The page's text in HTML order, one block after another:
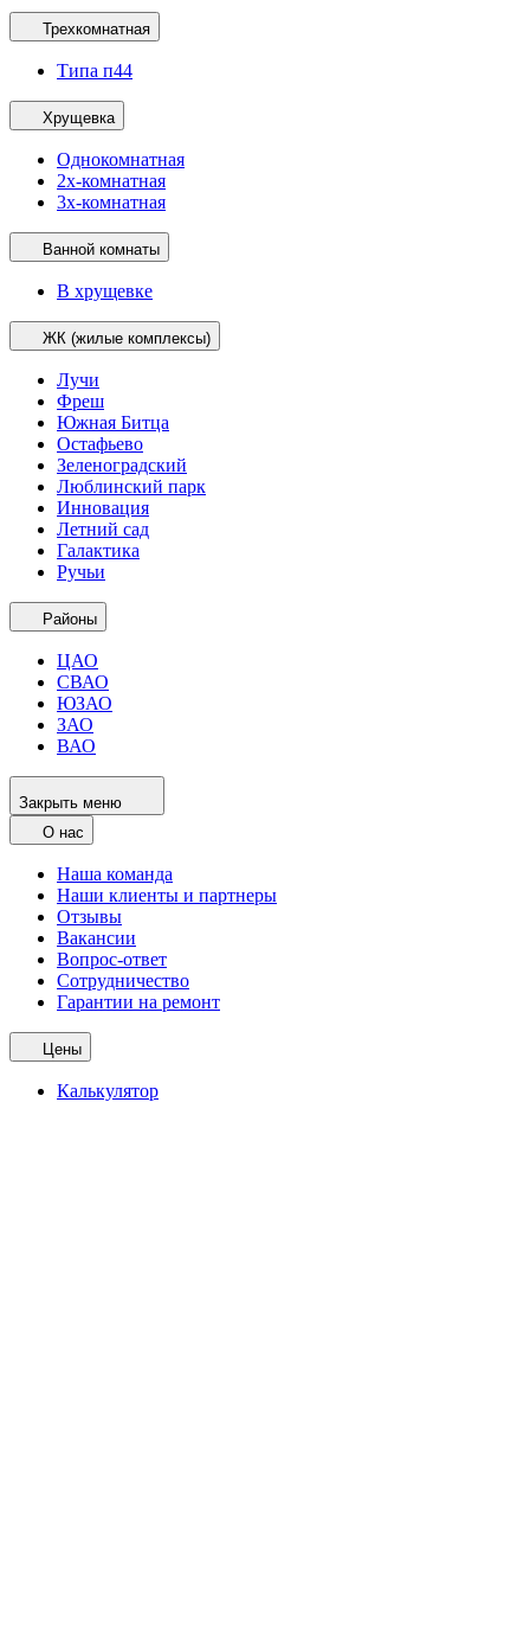
Трехкомнатная
Типа п44
Хрущевка
Однокомнатная
2х-комнатная
3х-комнатная
Ванной комнаты
В хрущевке
ЖК (жилые комплексы)
Лучи
Фреш
Южная Битца
Остафьево
Зеленоградский
Люблинский парк
Инновация
Летний сад
Галактика
Ручьи
Районы
ЦАО
СВАО
ЮЗАО
ЗАО
ВАО
Закрыть меню
О нас
Наша команда
Наши клиенты и партнеры
Отзывы
Вакансии
Вопрос-ответ
Сотрудничество
Гарантии на ремонт
Цены
Калькулятор